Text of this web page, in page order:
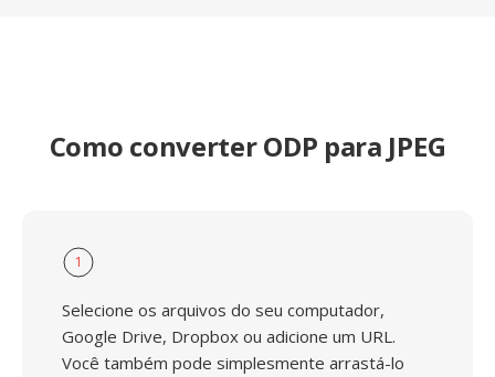
Como converter ODP para JPEG
1
Selecione os arquivos do seu computador,
Google Drive, Dropbox ou adicione um URL.
Você também pode simplesmente arrastá-lo